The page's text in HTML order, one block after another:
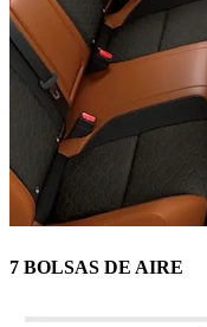
7 BOLSAS DE AIRE